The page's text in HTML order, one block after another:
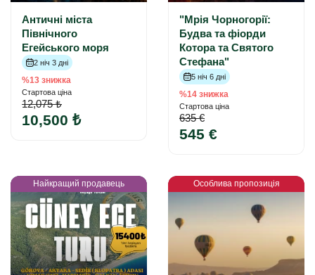
Античні міста
Північного
Егейського моря
2 ніч 3 дні
%13 знижка
Стартова ціна
12,075 ₺
10,500 ₺
"Мрія Чорногорії:
Будва та фіорди
Котора та Святого
Стефана"
5 ніч 6 дні
%14 знижка
Стартова ціна
635 €
545 €
Найкращий продавець Особлива пропозиція